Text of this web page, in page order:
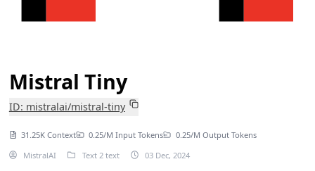
Mistral Tiny
ID: mistralai/mistral-tiny
31.25K Context 0.25/M Input Tokens
0.25/M Output Tokens
MistralAI
Text 2 text 03 Dec, 2024